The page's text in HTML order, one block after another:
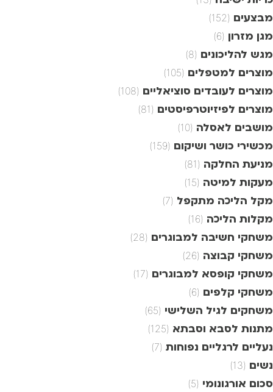
מבצעים (152)
מגן מזרון (6)
מגש להליכונים (8)
מוצרים למטפלים (105)
מוצרים לעובדים סוציאליים (108)
מוצרים לפיזיוטרפיסטים (81)
מושבים לאסלה (10)
מכשירי כושר ושיקום (159)
מניעת החלקה (81)
מעקות למיטה (15)
מקל הליכה מתקפל (7)
מקלות הליכה (16)
משחקי חשיבה למבוגרים (28)
משחקי קבוצה (26)
משחקי קופסא למבוגרים (17)
משחקי קלפים (6)
משחקים לגיל השלישי (65)
מתנות לסבא וסבתא (125)
נעליים לרגליים נפוחות (7)
נשים (13)
סכום אורגונומי (5)